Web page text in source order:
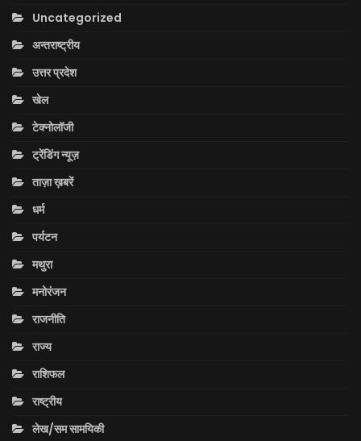
Uncategorized
अन्तराष्ट्रीय
उत्तर प्रदेश
खेल
टेक्नोलॉजी
ट्रेंडिंग न्यूज़
ताज़ा ख़बरें
धर्म
पर्यटन
मथुरा
मनोरंजन
राजनीति
राज्य
राशिफल
राष्ट्रीय
लेख/सम सामयिकी